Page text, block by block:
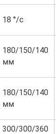
18 °/с
180/150/140
мм
180/150/140
мм
300/300/360